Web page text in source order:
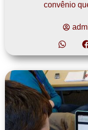
convênio